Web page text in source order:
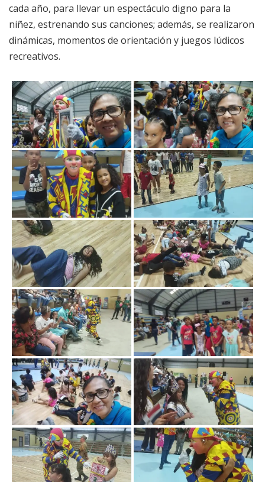
cada año, para llevar un espectáculo digno para la
niñez, estrenando sus canciones; además, se realizaron
dinámicas, momentos de orientación y juegos lúdicos
recreativos.